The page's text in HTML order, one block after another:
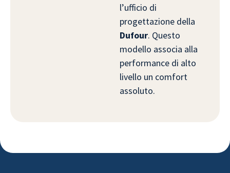
l’ufficio di
progettazione della
Dufour. Questo
modello associa alla
performance di alto
livello un comfort
assoluto.